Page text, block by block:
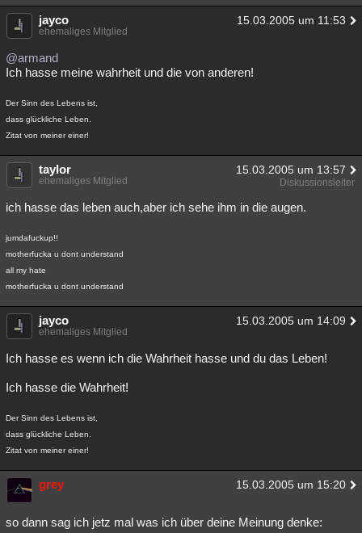
jayco 15.03.2005 um 11:53
ehemaliges Mitglied
@armand
Ich hasse meine wahrheit und die von anderen!
Der Sinn des Lebens ist,
dass glückliche Leben.
Zitat von meiner einer!
taylor 15.03.2005 um 13:57
ehemaliges Mitglied Diskussionsleiter
ich hasse das leben auch,aber ich sehe ihm in die augen.
jumdafuckup!!
motherfucka u dont understand
all my hate
motherfucka u dont understand
jayco 15.03.2005 um 14:09
ehemaliges Mitglied
Ich hasse es wenn ich die Wahrheit hasse und du das Leben!
Ich hasse die Wahrheit!
Der Sinn des Lebens ist,
dass glückliche Leben.
Zitat von meiner einer!
grey 15.03.2005 um 15:20
so dann sag ich jetz mal was ich über deine Meinung denke: